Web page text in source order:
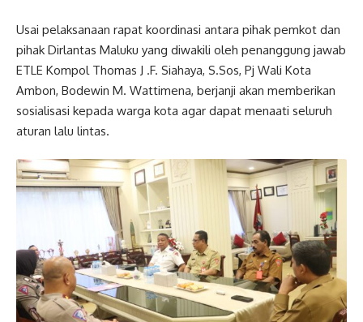
Usai pelaksanaan rapat koordinasi antara pihak pemkot dan
pihak Dirlantas Maluku yang diwakili oleh penanggung jawab
ETLE Kompol Thomas J .F. Siahaya, S.Sos, Pj Wali Kota
Ambon, Bodewin M. Wattimena, berjanji akan memberikan
sosialisasi kepada warga kota agar dapat menaati seluruh
aturan lalu lintas.